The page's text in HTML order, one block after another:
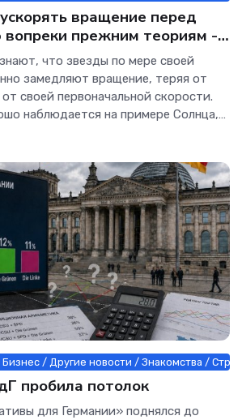
вращение перед
вопреки прежним теориям -
что звезды по мере своей
замедляют вращение, теряя от
своей первоначальной скорости.
наблюдается на примере Солнца,
/ Другие новости / Знакомства /
пробила потолок
для Германии» поднялся до